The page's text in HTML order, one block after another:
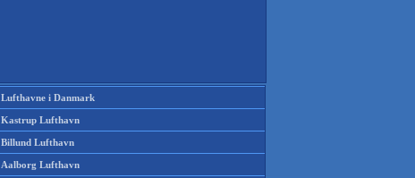
Lufthavne i Danmark
Kastrup Lufthavn
Billund Lufthavn
Aalborg Lufthavn